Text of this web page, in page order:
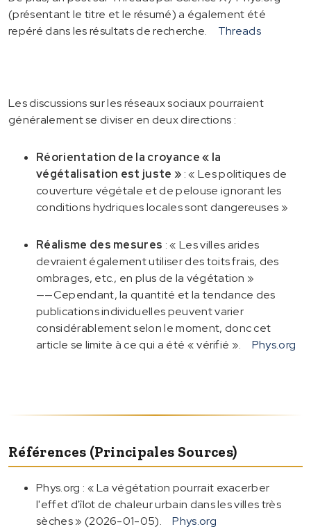
(présentant le titre et le résumé) a également été
repéré dans les résultats de recherche.
Threads
Les discussions sur les réseaux sociaux pourraient
généralement se diviser en deux directions :
Réorientation de la croyance « la
végétalisation est juste » : « Les politiques de
couverture végétale et de pelouse ignorant les
conditions hydriques locales sont dangereuses »
Réalisme des mesures : « Les villes arides
devraient également utiliser des toits frais, des
ombrages, etc., en plus de la végétation »
——Cependant, la quantité et la tendance des
publications individuelles peuvent varier
considérablement selon le moment, donc cet
article se limite à ce qui a été « vérifié ».
Phys.org
Références (principales Sources)
Phys.org : « La végétation pourrait exacerber
l'effet d'îlot de chaleur urbain dans les villes très
sèches » (2026-01-05).
Phys.org